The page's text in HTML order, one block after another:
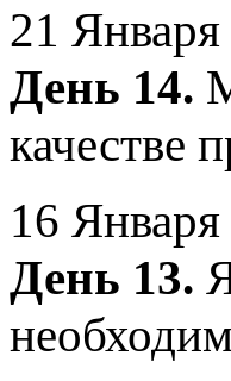
21
День 14.
качестве
16
День 13.